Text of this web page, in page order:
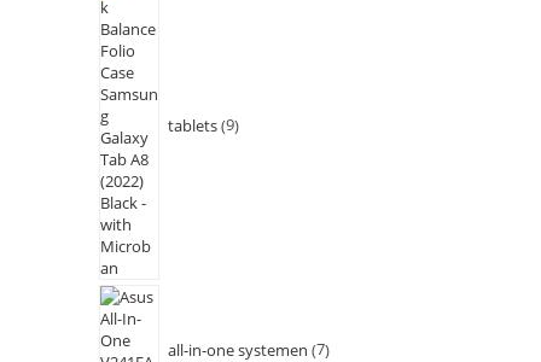
tablets 9
all-in-one systemen 7